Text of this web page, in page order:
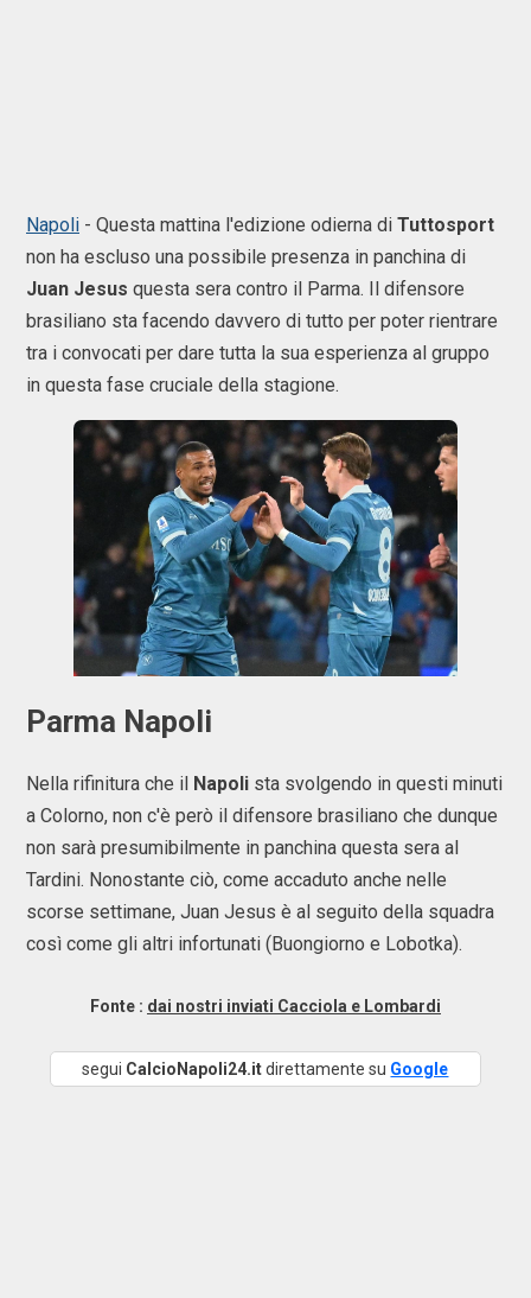
Napoli - Questa mattina l'edizione odierna di Tuttosport
non ha escluso una possibile presenza in panchina di
Juan Jesus questa sera contro il Parma. Il difensore
brasiliano sta facendo davvero di tutto per poter rientrare
tra i convocati per dare tutta la sua esperienza al gruppo
in questa fase cruciale della stagione.
Parma Napoli
Nella rifinitura che il Napoli sta svolgendo in questi minuti
a Colorno, non c'è però il difensore brasiliano che dunque
non sarà presumibilmente in panchina questa sera al
Tardini. Nonostante ciò, come accaduto anche nelle
scorse settimane, Juan Jesus è al seguito della squadra
così come gli altri infortunati (Buongiorno e Lobotka).
Fonte : dai nostri inviati Cacciola e Lombardi
segui CalcioNapoli24.itdirettamente su Google